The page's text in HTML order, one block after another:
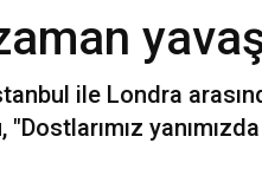
ile Londra